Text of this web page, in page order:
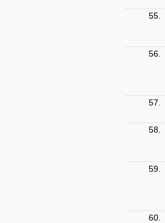
55.
56.
57.
58.
59.
60.